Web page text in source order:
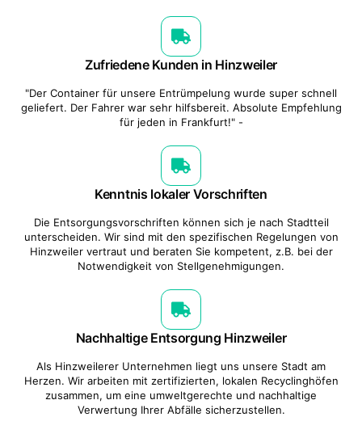
Zufriedene Kunden in Hinzweiler
"Der Container für unsere Entrümpelung wurde super schnell
geliefert. Der Fahrer war sehr hilfsbereit. Absolute Empfehlung
für jeden in Frankfurt!" -
Kenntnis lokaler Vorschriften
Die Entsorgungsvorschriften können sich je nach Stadtteil
unterscheiden. Wir sind mit den spezifischen Regelungen von
Hinzweiler vertraut und beraten Sie kompetent, z.B. bei der
Notwendigkeit von Stellgenehmigungen.
Nachhaltige Entsorgung Hinzweiler
Als Hinzweilerer Unternehmen liegt uns unsere Stadt am
Herzen. Wir arbeiten mit zertifizierten, lokalen Recyclinghöfen
zusammen, um eine umweltgerechte und nachhaltige
Verwertung Ihrer Abfälle sicherzustellen.